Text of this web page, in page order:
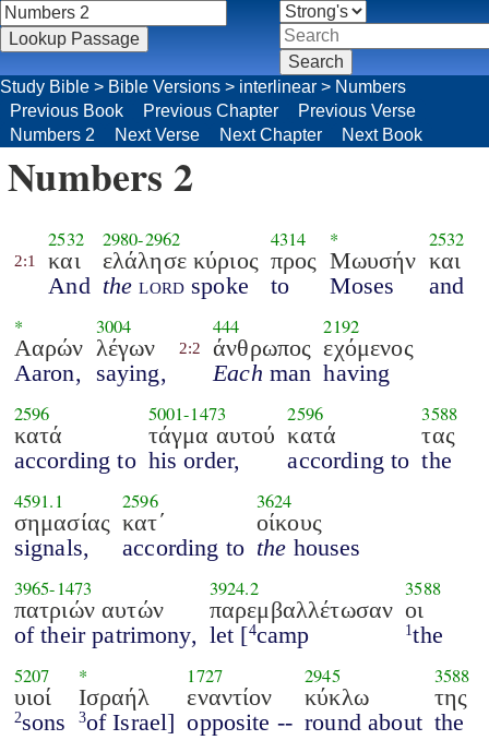
Study Bible > Bible Versions > interlinear > Numbers
Previous Book
Previous Chapter
Previous Verse
Numbers 2
Next Verse Next Chapter Next Book
Numbers 2
2:1
2532
και
And
2980-2962
ελάλησε κύριος
the lordspoke
4314
προς
to
*
Μωυσήν
Moses
2532
και
and
*
Ααρών
Aaron,
3004
λέγων
saying,
2:2
444
άνθρωπος
Each man
2192
εχόμενος
having
2596
κατά
according to
5001-1473
τάγμα αυτού
his order,
2596
κατά
according to
3588
τας
the
4591.1
σημασίας
signals,
2596
κατ΄
according to
3624
οίκους
the houses
3965-1473
πατριών αυτών
of their patrimony,
3924.2
παρεμβαλλέτωσαν
let [4camp
3588
οι
1the
5207
υιοί
2sons
*
Ισραήλ
3of Israel]
1727
εναντίον
opposite --
2945
κύκλω
round about
3588
της
the